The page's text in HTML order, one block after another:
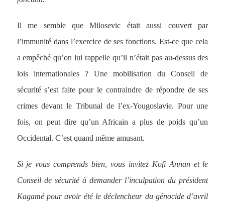
Il me semble que Milosevic était aussi couvert par
l’immunité dans l’exercice de ses fonctions. Est-ce que cela
a empêché qu’on lui rappelle qu’il n’était pas au-dessus des
lois internationales ? Une mobilisation du Conseil de
sécurité s’est faite pour le contraindre de répondre de ses
crimes devant le Tribunal de l’ex-Yougoslavie. Pour une
fois, on peut dire qu’un Africain a plus de poids qu’un
Occidental. C’est quand même amusant.
Si je vous comprends bien, vous invitez Kofi Annan et le
Conseil de sécurité à demander l’inculpation du président
Kagamé pour avoir été le déclencheur du génocide d’avril